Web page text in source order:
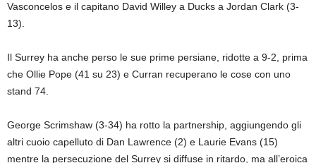
Vasconcelos e il capitano David Willey a Ducks a Jordan Clark (3-
13).
Il Surrey ha anche perso le sue prime persiane, ridotte a 9-2, prima
che Ollie Pope (41 su 23) e Curran recuperano le cose con uno
stand 74.
George Scrimshaw (3-34) ha rotto la partnership, aggiungendo gli
altri cuoio capelluto di Dan Lawrence (2) e Laurie Evans (15)
mentre la persecuzione del Surrey si diffuse in ritardo, ma all’eroica